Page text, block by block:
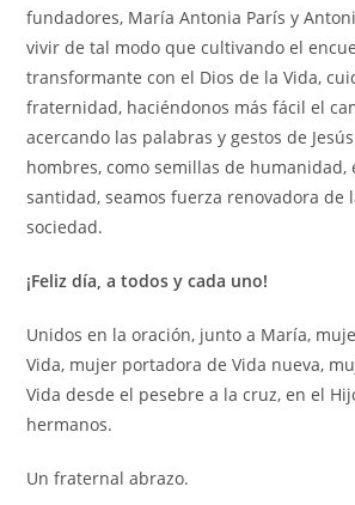
fundadores, María Antonia París y
vivir de tal modo que cultivando el
transformante con el Dios de la Vida,
fraternidad, haciéndonos más fácil el
acercando las palabras y gestos de
hombres, como semillas de humanidad,
santidad, seamos fuerza renovadora de
sociedad.
¡Feliz día, a todos y cada uno!
Unidos en la oración, junto a María,
Vida, mujer portadora de Vida nueva,
Vida desde el pesebre a la cruz, en el
hermanos.
Un fraternal abrazo.